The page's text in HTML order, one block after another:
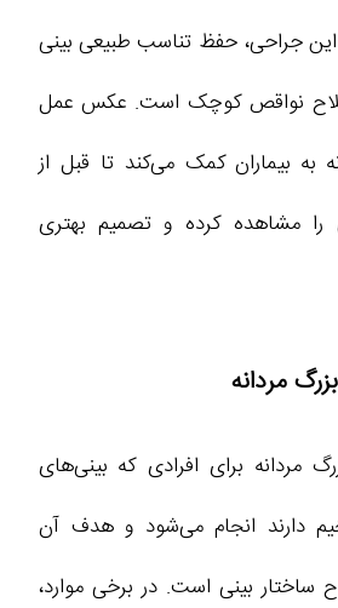
جراحی، حفظ تناسب طبیعی بینی
نواقص کوچک است. عکس عمل
به بیماران کمک می‌کند تا قبل از
را مشاهده کرده و تصمیم بهتری
مردانه
مردانه برای افرادی که بینی‌های
دارند انجام می‌شود و هدف آن
ساختار بینی است. در برخی موارد،